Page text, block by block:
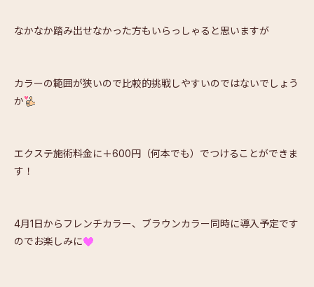
なかなか踏み出せなかった方もいらっしゃると思いますが
カラーの範囲が狭いので比較的挑戦しやすいのではないでしょう
か
エクステ施術料金に＋600円（何本でも）でつけることができま
す！
4月1日からフレンチカラー、ブラウンカラー同時に導入予定です
のでお楽しみに